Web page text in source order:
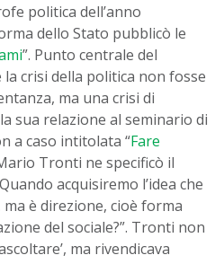
politica dell’anno
dello Stato pubblicò le
”. Punto centrale del
la crisi della politica non fosse
ma una crisi di
sua relazione al seminario di
a caso intitolata “Fare
Tronti ne specificò il
acquisiremo l’idea che
è direzione, cioè forma
del sociale?”. Tronti non
ma rivendicava